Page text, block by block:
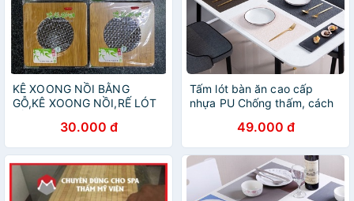
KÊ XOONG NỒI BẰNG
GỖ,KÊ XOONG NỒI,RẾ LÓT
30.000 đ
Tấm lót bàn ăn cao cấp
nhựa PU Chống thấm, cách
trí decor bàn tiệc nhà hàng
49.000 đ